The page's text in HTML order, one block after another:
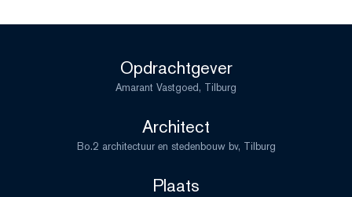
Opdrachtgever
Amarant Vastgoed, Tilburg
Architect
Bo.2 architectuur en stedenbouw bv, Tilburg
Plaats